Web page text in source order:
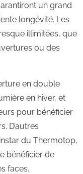
un grand
longévité. Les
illimitées, que
ou des
en double
en hiver, et
pour bénéficier
D’autres
du Thermotop,
bénéficier de
faces.